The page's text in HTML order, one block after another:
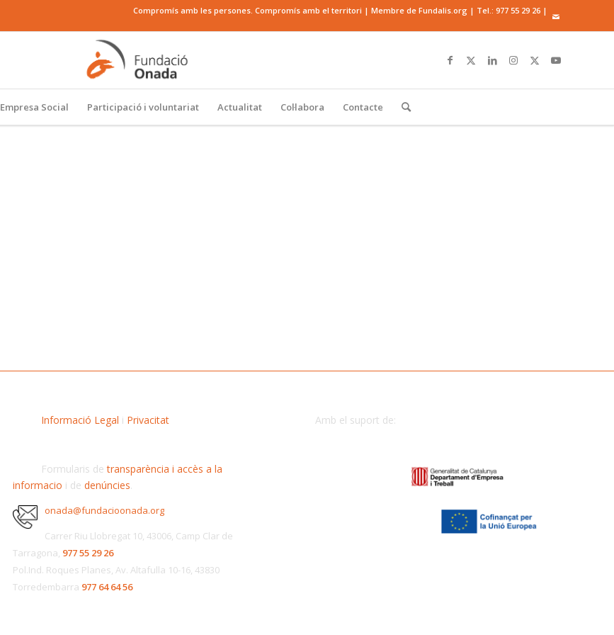
Compromís amb les persones. Compromís amb el territori | Membre de Fundalis.org | Tel.: 977 55 29 26 |
Empresa Social Participació i voluntariat Actualitat Col·labora Contacte
Informació Legal i Privacitat
Formularis detransparència i accès a la
informacio i de denúncies.
onada@fundacioonada.org
Carrer Riu Llobregat 10, 43006, Camp Clar de
Tarragona, 977 55 29 26
Pol.Ind. Roques Planes, Av. Altafulla 10-16, 43830
Torredembarra 977 64 64 56
Amb el suport de: